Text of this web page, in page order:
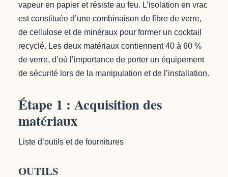
vapeur en papier et résiste au feu. L’isolation en vrac
est constituée d’une combinaison de fibre de verre,
de cellulose et de minéraux pour former un cocktail
recyclé. Les deux matériaux contiennent 40 à 60 %
de verre, d’où l’importance de porter un équipement
de sécurité lors de la manipulation et de l’installation.
Étape 1 : Acquisition des
matériaux
Liste d’outils et de fournitures
OUTILS